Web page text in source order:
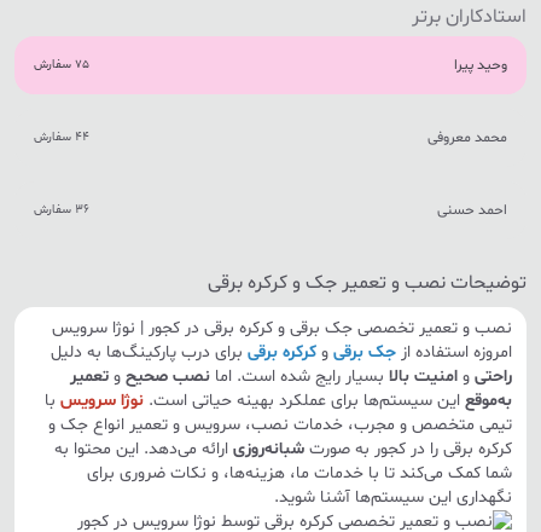
استادکاران برتر
وحید پیرا 75 سفارش
محمد معروفی 44 سفارش
احمد حسنی 36 سفارش
توضیحات نصب و تعمیر جک و کرکره برقی
نصب و تعمیر تخصصی جک برقی و کرکره برقی در کجور | نوژا سرویس
امروزه استفاده از جک برقی و کرکره برقی برای درب پارکینگ‌ها به دلیل
راحتی و امنیت بالا بسیار رایج شده است. اما نصب صحیح و تعمیر
به‌موقع این سیستم‌ها برای عملکرد بهینه حیاتی است. نوژا سرویس با
تیمی متخصص و مجرب، خدمات نصب، سرویس و تعمیر انواع جک و
کرکره برقی را در کجور به صورت شبانه‌روزی ارائه می‌دهد. این محتوا به
شما کمک می‌کند تا با خدمات ما، هزینه‌ها، و نکات ضروری برای
نگهداری این سیستم‌ها آشنا شوید.